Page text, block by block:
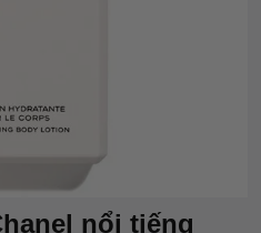
nổi tiếng